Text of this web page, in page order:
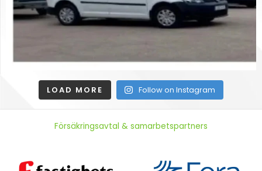
LOAD MORE Follow on Instagram
Försäkringsavtal & samarbetspartners